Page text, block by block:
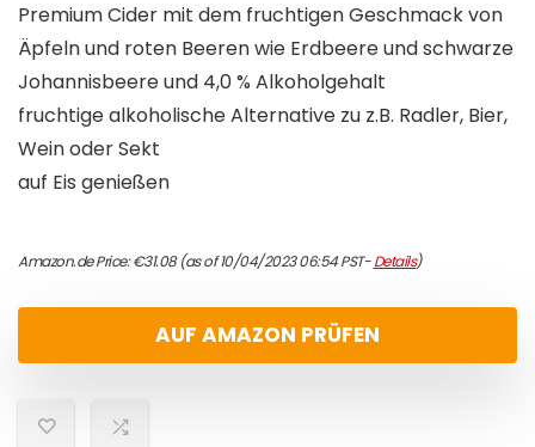
Premium Cider mit dem fruchtigen Geschmack von
Äpfeln und roten Beeren wie Erdbeere und schwarze
Johannisbeere und 4,0 % Alkoholgehalt
fruchtige alkoholische Alternative zu z.B. Radler, Bier,
Wein oder Sekt
auf Eis genießen
Amazon.de Price:€31.08(as of 10/04/2023 06:54 PST-Details)
AUF AMAZON PRÜFEN